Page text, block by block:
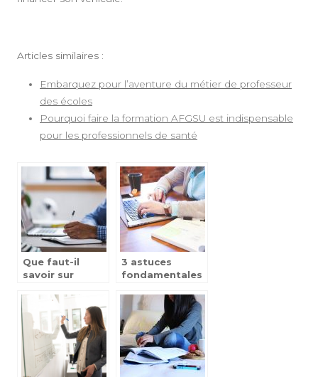
Articles similaires :
Embarquez pour l’aventure du métier de professeur
des écoles
Pourquoi faire la formation AFGSU est indispensable
pour les professionnels de santé
Que faut-il
savoir sur
Pyrenees
orientales ?
3 astuces
fondamentales
Microsoft Word